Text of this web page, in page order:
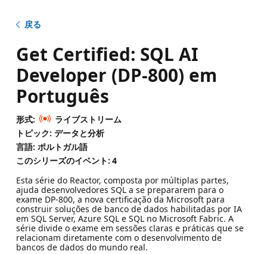
戻る
Get Certified: SQL AI
Developer (DP-800) em
Português
形式:
ライブストリーム
トピック: データと分析
言語: ポルトガル語
このシリーズのイベント: 4
Esta série do Reactor, composta por múltiplas partes,
ajuda desenvolvedores SQL a se prepararem para o
exame DP-800, a nova certificação da Microsoft para
construir soluções de banco de dados habilitadas por IA
em SQL Server, Azure SQL e SQL no Microsoft Fabric. A
série divide o exame em sessões claras e práticas que se
relacionam diretamente com o desenvolvimento de
bancos de dados do mundo real.